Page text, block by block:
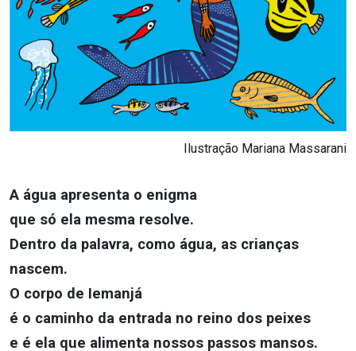
Ilustração Mariana Massarani
A água apresenta o enigma
que só ela mesma resolve.
Dentro da palavra, como água, as crianças
nascem.
O corpo de Iemanjá
é o caminho da entrada no reino dos peixes
e é ela que alimenta nossos passos mansos.